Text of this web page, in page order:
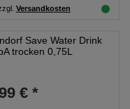
Versandkosten
Save Water Drink
trocken 0,75L
€ *